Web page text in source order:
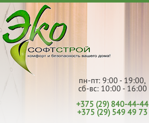
пн-пт: 9:00 - 19:00,
сб-вс: 10:00 - 16:00
+375 (29) 840-44-44
+375 (29) 549 49 73